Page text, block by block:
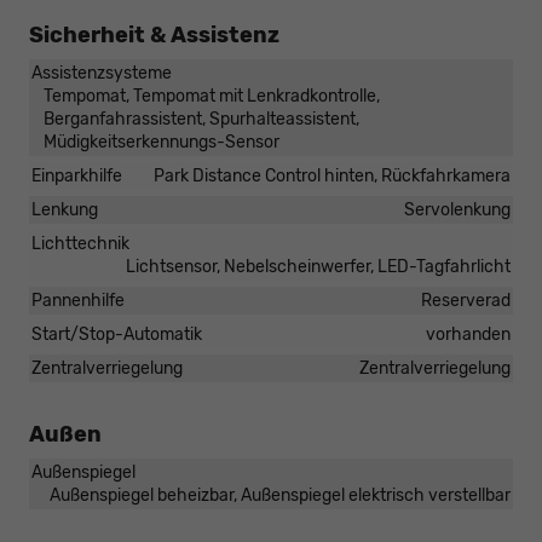
Sicherheit & Assistenz
Assistenzsysteme
Tempomat, Tempomat mit Lenkradkontrolle,
Berganfahrassistent, Spurhalteassistent,
Müdigkeitserkennungs-Sensor
Einparkhilfe
Park Distance Control hinten, Rückfahrkamera
Lenkung
Servolenkung
Lichttechnik
Lichtsensor, Nebelscheinwerfer, LED-Tagfahrlicht
Pannenhilfe
Reserverad
Start/Stop-Automatik
vorhanden
Zentralverriegelung
Zentralverriegelung
Außen
Außenspiegel
Außenspiegel beheizbar, Außenspiegel elektrisch verstellbar